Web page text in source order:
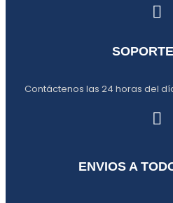
Contáctenos las 24 horas del
ENVIOS A